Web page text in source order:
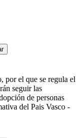
por el que se regula el
seguir las
de personas
del Pais Vasco -